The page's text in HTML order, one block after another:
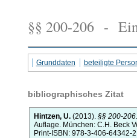
§§ 200-206 -
Grunddaten beteiligte
bibliographisches Zitat
Hintzen, U. (2013). §§ 200-206.
Auflage. München: C.H. Beck
Print-ISBN: 978-3-406-64342-2